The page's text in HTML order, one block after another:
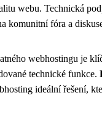
webu. Technická
komunitní fóra a
webhostingu je
technické funkce.
ideální řešení,